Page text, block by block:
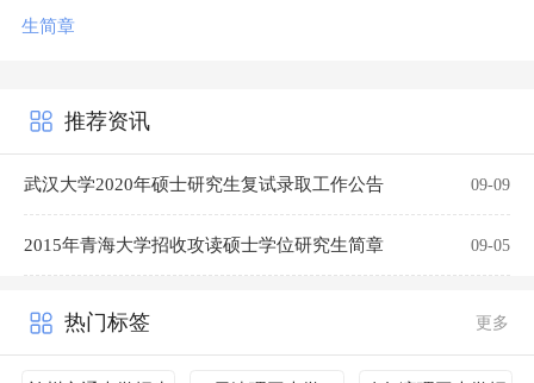
生简章
推荐资讯
武汉大学2020年硕士研究生复试录取工作公告 09-09
2015年青海大学招收攻读硕士学位研究生简章 09-05
热门标签 更多